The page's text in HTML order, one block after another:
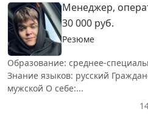
Менеджер,
30 000 руб.
Резюме
Образование: среднее-
Знание языков: русский
мужской О себе:...